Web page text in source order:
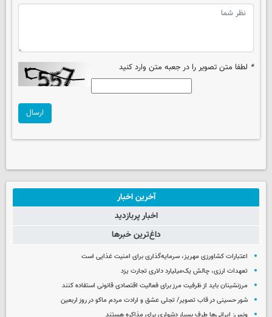
* لطفا متن تصویر را در جعبه متن وارد کنید
ارسال
آخرین اخبار
اخبار پربازدید
داغ‌ترین خبرها
اعتبارات کشاورزی مهریز، سرمایه‌گذاری برای امنیت غذایی است
تعهدات ارزی، چالش یک‌میلیارد دلاری تجارت یزد
مرزنشینان باید از ظرفیت مرز برای فعالیت اقتصادی قانونی استفاده کنند
شور حسینی در قاب تصویر/ تجلی عشق و ارادت مردم ماکو در روز اربعین
ونس: ایرانی‌ها طرف بسیار دشواری برای مذاکره هستند